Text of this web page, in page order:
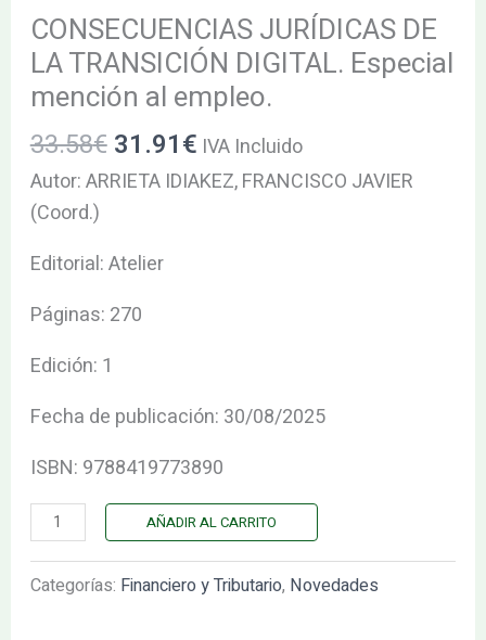
CONSECUENCIAS JURÍDICAS DE
LA TRANSICIÓN DIGITAL. Especial
mención al empleo.
33.58€
33.58€.
31.91€
31.91€.
IVA Incluido
Autor: ARRIETA IDIAKEZ, FRANCISCO JAVIER
(Coord.)
Editorial: Atelier
Páginas: 270
Edición: 1
Fecha de publicación: 30/08/2025
ISBN: 9788419773890
TRANSICIÓN
DIGITAL.
Especial
mención
al
empleo.
cantidad
AÑADIR AL CARRITO
Categorías: Financiero y Tributario, Novedades